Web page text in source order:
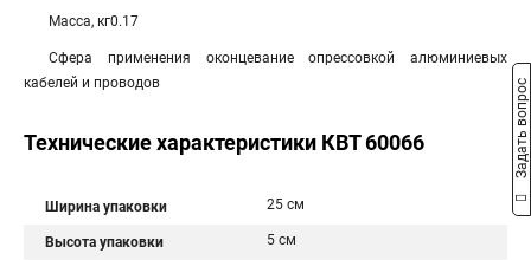
Масса, кг0.17
Сфера применения оконцевание опрессовкой алюминиевых
кабелей и проводов
Технические характеристики КВТ 60066
Ширина упаковки 25 см
Высота упаковки 5 см
Задать вопрос